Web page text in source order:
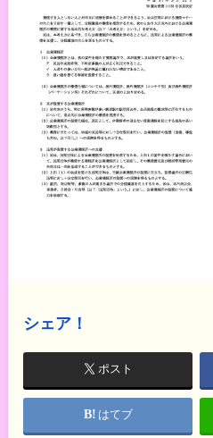
シェア！
ポスト
はてブ